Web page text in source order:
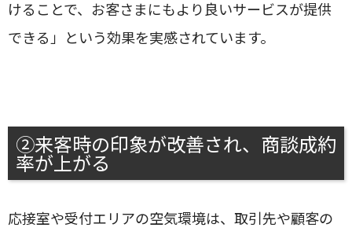
けることで、お客さまにもより良いサービスが提供
できる」という効果を実感されています。
②来客時の印象が改善され、商談成約
率が上がる
応接室や受付エリアの空気環境は、取引先や顧客の